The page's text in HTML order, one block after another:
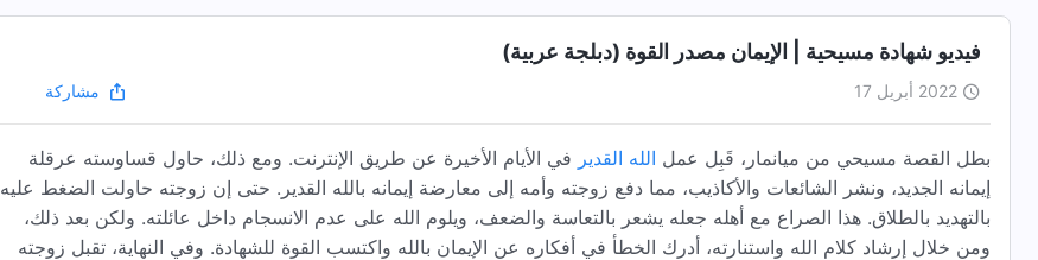
فيديو شهادة مسيحية | الإيمان مصدر القوة (دبلجة عربية)
2022 أبريل 17 مشاركة
بطل القصة مسيحي من ميانمار، قَبِل عمل الله القدير في الأيام الأخيرة عن طريق الإنترنت. ومع ذلك، حاول قساوسته عرقلة
إيمانه الجديد، ونشر الشائعات والأكاذيب، مما دفع زوجته وأمه إلى معارضة إيمانه بالله القدير. حتى إن زوجته حاولت الضغط عليه
بالتهديد بالطلاق. هذا الصراع مع أهله جعله يشعر بالتعاسة والضعف، ويلوم الله على عدم الانسجام داخل عائلته. ولكن بعد ذلك،
ومن خلال إرشاد كلام الله واستنارته، أدرك الخطأ في أفكاره عن الإيمان بالله واكتسب القوة للشهادة. وفي النهاية، تقبل زوجته